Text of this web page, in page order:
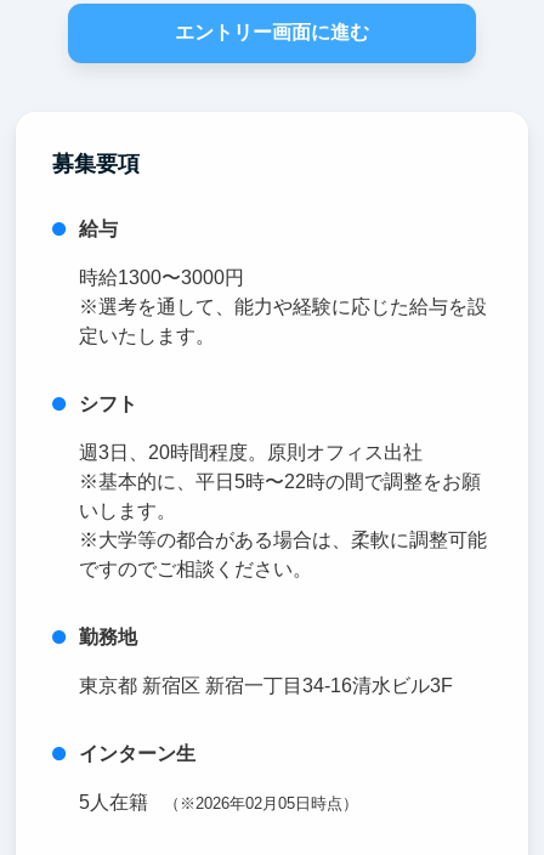
エントリー画面に進む
募集要項
給与
時給1300〜3000円
※選考を通して、能力や経験に応じた給与を設
定いたします。
シフト
週3日、20時間程度。原則オフィス出社
※基本的に、平日5時〜22時の間で調整をお願
いします。
※大学等の都合がある場合は、柔軟に調整可能
ですのでご相談ください。
勤務地
東京都 新宿区 新宿一丁目34-16清水ビル3F
インターン生
5人在籍 （※2026年02月05日時点）